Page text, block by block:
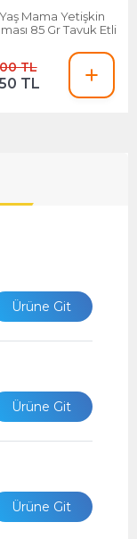
Mama Yetişkin
85 Gr Tavuk Etli
TL
TL
Ürüne Git
Ürüne Git
Ürüne Git